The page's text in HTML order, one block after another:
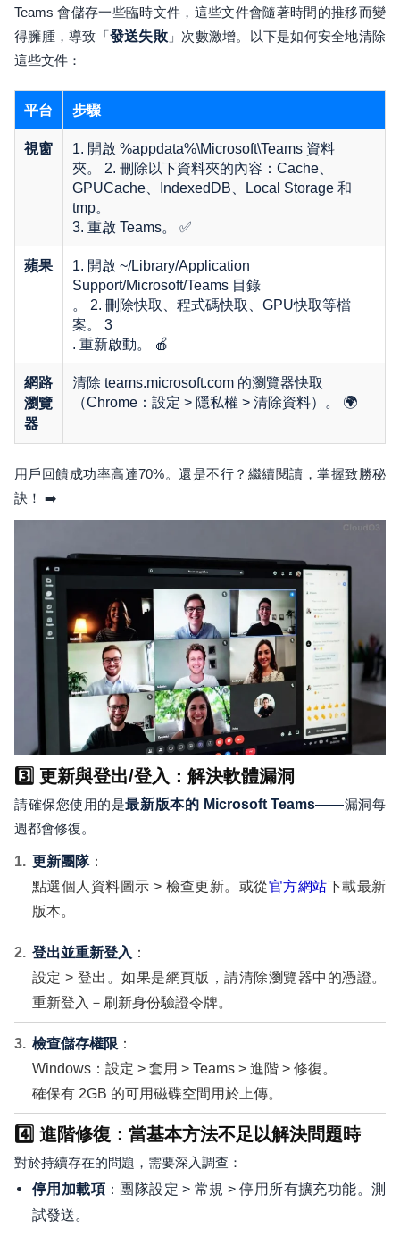
Teams 會儲存一些臨時文件，這些文件會隨著時間的推移而變
得臃腫，導致「發送失敗」次數激增。以下是如何安全地清除
這些文件：
平台 步驟
視窗
1. 開啟 %appdata%\Microsoft\Teams 資料
夾。 2. 刪除以下資料夾的內容：Cache、
GPUCache、IndexedDB、Local Storage 和
tmp。
3. 重啟 Teams。 ✅
蘋果
1. 開啟 ~/Library/Application
Support/Microsoft/Teams 目錄
。 2. 刪除快取、程式碼快取、GPU快取等檔
案。 3
. 重新啟動。 🍎
網路
瀏覽
器
清除 teams.microsoft.com 的瀏覽器快取
（Chrome：設定 > 隱私權 > 清除資料）。 🌍
用戶回饋成功率高達70%。還是不行？繼續閱讀，掌握致勝秘
訣！ ➡️
3️⃣ 更新與登出/登入：解決軟體漏洞
請確保您使用的是最新版本的 Microsoft Teams——漏洞每
週都會修復。
更新團隊：
點選個人資料圖示 > 檢查更新。或從官方網站下載最新
版本。
登出並重新登入 ：
設定 > 登出。如果是網頁版，請清除瀏覽器中的憑證。
重新登入－刷新身份驗證令牌。
檢查儲存權限 ：
Windows：設定 > 套用 > Teams > 進階 > 修復。
確保有 2GB 的可用磁碟空間用於上傳。
4️⃣ 進階修復：當基本方法不足以解決問題時
對於持續存在的問題，需要深入調查：
停用加載項 ：團隊設定 > 常規 > 停用所有擴充功能。測
試發送。